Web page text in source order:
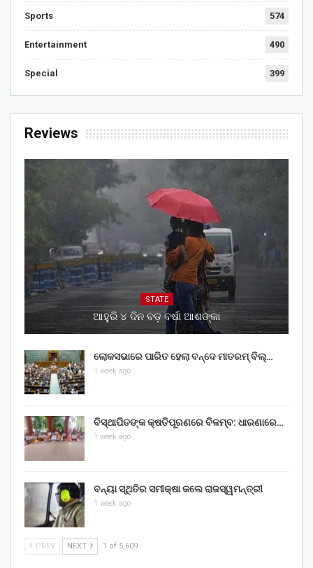
Sports 574
Entertainment 490
Special 399
Reviews
STATE
ଆହୁରି ୪ ଦିନ ବଡ଼ ବର୍ଷା ଆଶଙ୍କା
ଲୋକସଭାରେ ପାରିତ ହେଲା ବନ୍ଦେ ମାତରମ୍‌ ବିଲ୍‌…
1 week ago
ବିସ୍ଥାପିତଙ୍କ କ୍ଷତିପୂରଣରେ ବିଳମ୍ବ: ଧାରଣାରେ…
1 week ago
ବନ୍ୟା ସ୍ଥିତିର ସମୀକ୍ଷା କଲେ ରାଜସ୍ୱମନ୍ତ୍ରୀ
1 week ago
PREV NEXT 1 of 5,609